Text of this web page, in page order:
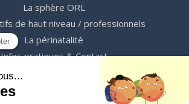
La sphère ORL
de haut niveau / professionnels
La périnatalité
Infos pratiques & Contact
Ostéopathes - Ostéopathes Lyon